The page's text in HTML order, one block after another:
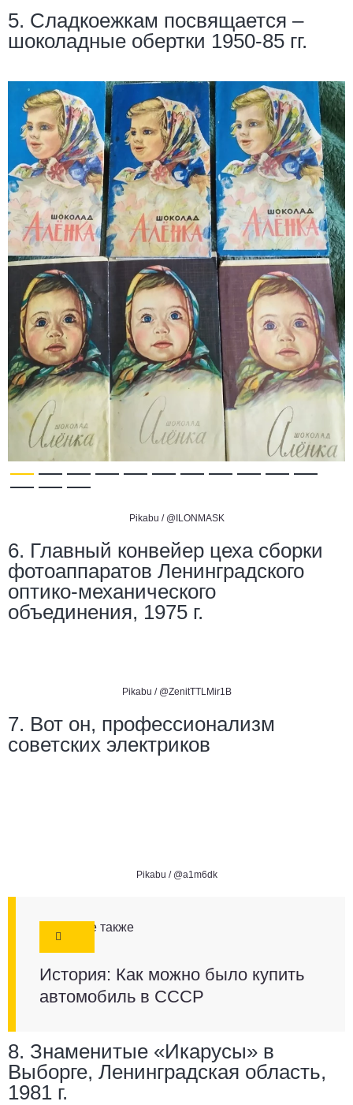
5. Сладкоежкам посвящается –
шоколадные обертки 1950-85 гг.
Pikabu / @ILONMASK
6. Главный конвейер цеха сборки
фотоаппаратов Ленинградского
оптико-механического
объединения, 1975 г.
Pikabu / @ZenitTTLMir1B
7. Вот он, профессионализм
советских электриков
Pikabu / @a1m6dk
Смотрите также
История: Как можно было купить
автомобиль в СССР
8. Знаменитые «Икарусы» в
Выборге, Ленинградская область,
1981 г.